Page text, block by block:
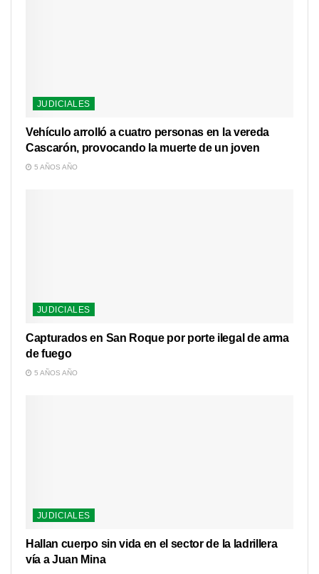
JUDICIALES
Vehículo arrolló a cuatro personas en la vereda
Cascarón, provocando la muerte de un joven
5 AÑOS AÑO
JUDICIALES
Capturados en San Roque por porte ilegal de arma
de fuego
5 AÑOS AÑO
JUDICIALES
Hallan cuerpo sin vida en el sector de la ladrillera
vía a Juan Mina